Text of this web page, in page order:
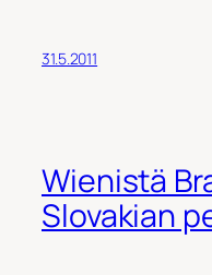
31.5.2011
Wienistä
Slovakian